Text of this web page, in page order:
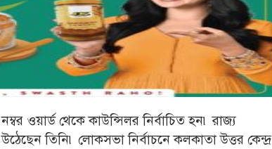
থেকে কাউন্সিলর নির্বাচিত হন৷ রাজ্য
তিনি৷ লোকসভা নির্বাচনে কলকাতা উত্তর কেন্দ্র